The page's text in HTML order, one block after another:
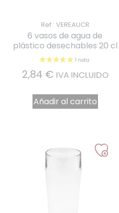
Ref : VEREAUCR
6 vasos de agua de
plástico desechables 20 cl
2,84 € IVA INCLUIDO
Añadir al carrito